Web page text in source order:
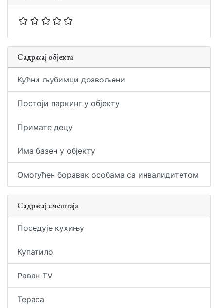
Садржај објекта
Кућни љубимци дозвољени
Постоји паркинг у објекту
Примате децу
Има базен у објекту
Омогућен боравак особама са инвалидитетом
Садржај смештаја
Поседује кухињу
Купатило
Раван TV
Тераса